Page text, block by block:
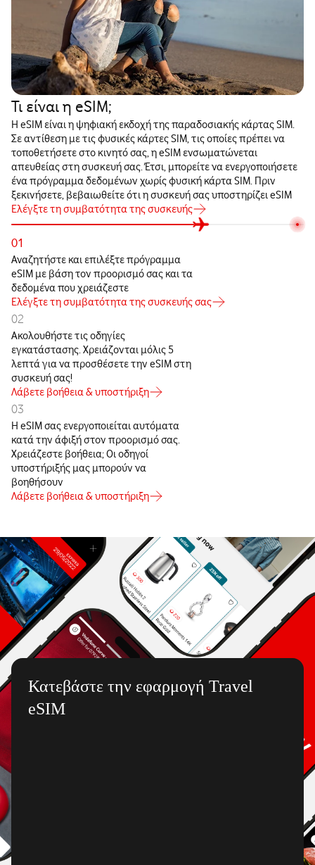
Τι είναι η eSIM;
Η eSIM είναι η ψηφιακή εκδοχή της παραδοσιακής κάρτας SIM.
Σε αντίθεση με τις φυσικές κάρτες SIM, τις οποίες πρέπει να
τοποθετήσετε στο κινητό σας, η eSIM ενσωματώνεται
απευθείας στη συσκευή σας. Έτσι, μπορείτε να ενεργοποιήσετε
ένα πρόγραμμα δεδομένων χωρίς φυσική κάρτα SIM. Πριν
ξεκινήσετε, βεβαιωθείτε ότι η συσκευή σας υποστηρίζει eSIM
Ελέγξτε τη συμβατότητα της συσκευής
01
Αναζητήστε και επιλέξτε πρόγραμμα
eSIM με βάση τον προορισμό σας και τα
δεδομένα που χρειάζεστε
Ελέγξτε τη συμβατότητα της συσκευής σας
02
Ακολουθήστε τις οδηγίες
εγκατάστασης. Χρειάζονται μόλις 5
λεπτά για να προσθέσετε την eSIM στη
συσκευή σας!
Λάβετε βοήθεια & υποστήριξη
03
Η eSIM σας ενεργοποιείται αυτόματα
κατά την άφιξή στον προορισμό σας.
Χρειάζεστε βοήθεια; Οι οδηγοί
υποστήριξής μας μπορούν να
βοηθήσουν
Λάβετε βοήθεια & υποστήριξη
Κατεβάστε την εφαρμογή Travel
eSIM